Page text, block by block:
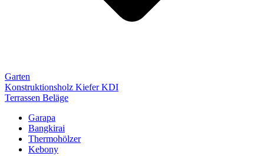
Garten
Konstruktionsholz Kiefer KDI
Terrassen Beläge
Garapa
Bangkirai
Thermohölzer
Kebony